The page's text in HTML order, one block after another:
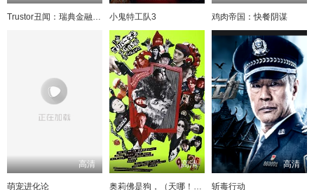
Trustor丑闻：瑞典金融案内幕 小鬼特工队3 鸡肉帝国：快餐阴谋
高清
萌宠进化论
高清
奥莉佛是狗，（天哪！！）这家伙电影版
高清
斩毒行动